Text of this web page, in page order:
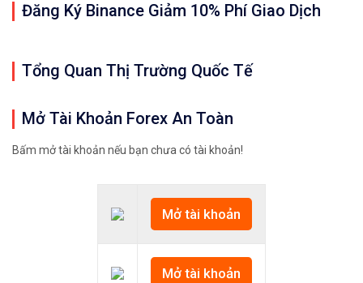
Đăng Ký Binance Giảm 10% Phí Giao Dịch
Tổng Quan Thị Trường Quốc Tế
Mở Tài Khoản Forex An Toàn
Bấm mở tài khoản nếu bạn chưa có tài khoản!
Mở tài khoản
Mở tài khoản